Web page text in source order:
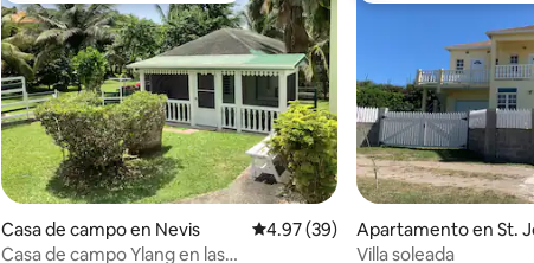
Casa de campo en Nevis Calificación promedio: 4.97 de 5,
4.97 (39)
Casa de campo Ylang en las
Apartamento en St.
Villa soleada